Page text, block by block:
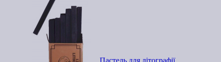
Пастель для літографії